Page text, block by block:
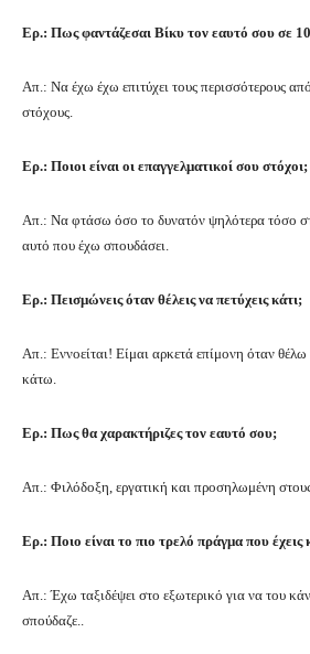
Ερ.: Πως φαντάζεσαι Βίκυ τον εαυτό σου σε
Απ.: Να έχω έχω επιτύχει τους περισσότερους
στόχους.
Ερ.: Ποιοι είναι οι επαγγελματικοί σου στόχοι;
Απ.: Να φτάσω όσο το δυνατόν ψηλότερα τόσο
αυτό που έχω σπουδάσει.
Ερ.: Πεισμώνεις όταν θέλεις να πετύχεις κάτι;
Απ.: Εννοείται! Είμαι αρκετά επίμονη όταν
κάτω.
Ερ.: Πως θα χαρακτήριζες τον εαυτό σου;
Απ.: Φιλόδοξη, εργατική και προσηλωμένη
Ερ.: Ποιο είναι το πιο τρελό πράγμα που έχεις
Απ.: Έχω ταξιδέψει στο εξωτερικό για να του
σπούδαζε..